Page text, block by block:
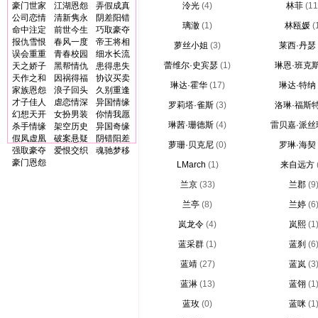
豪门世家
江湖恩怨
弄假成真
公司恋情
清新隽永
阴差阳错
命中注定
前世今生
巧取豪夺
报仇雪恨
春风一度
帝王将相
误会重重
青春校园
细水长流
天之娇子
黑帮情仇
患得患失
天作之和
因祸得福
协议买卖
家族恩怨
浪子回头
久别重逢
才子佳人
虐恋情深
异国情缘
幻想天开
女扮男装
你情我愿
杀手情缘
架空历史
异国奇缘
假凤虚凰
破案悬疑
阴错阳差
强取豪夺
爱恨交织
魂驰梦移
豪门恩怨
泠光 (4) 林菲
璃澈 (1) 林瓯媛
萝丝小姐 (3) 莱西·丹瑟
蕾维尔·史宾瑟 (1)
琳恩·班克
琳达·霍华 (17) 琳达·特纳
罗莉塔·雀斯 (3)
洛琳·福斯
琳茜·珊德斯 (4)
雷贝嘉·派丝
萝珊·贝克尼 (0) 罗琳·海契
LMarch (1) 来自远方
兰京 (33) 兰郡 (9)
兰亭 (8) 兰婷 (6)
岚龙令 (4) 岚熙 (1)
蓝采群 (1) 蓝刹 (6)
蓝靖 (27) 蓝岚 (3)
蓝淋 (13) 蓝翎 (1)
蓝玫 (0) 蓝咪 (1)